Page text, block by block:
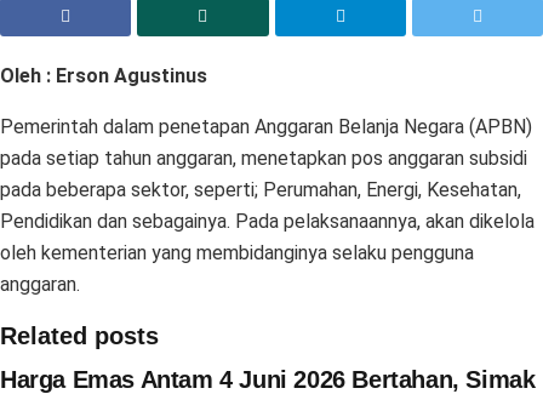
Oleh : Erson Agustinus
Pemerintah dalam penetapan Anggaran Belanja Negara (APBN)
pada setiap tahun anggaran, menetapkan pos anggaran subsidi
pada beberapa sektor, seperti; Perumahan, Energi, Kesehatan,
Pendidikan dan sebagainya. Pada pelaksanaannya, akan dikelola
oleh kementerian yang membidanginya selaku pengguna
anggaran.
Related posts
Harga Emas Antam 4 Juni 2026 Bertahan, Simak